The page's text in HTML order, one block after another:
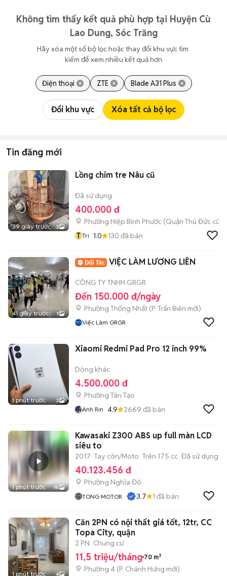
Không tìm thấy kết quả phù hợp tại Huyện Cù
Lao Dung, Sóc Trăng
Hãy xóa một số bộ lọc hoặc thay đổi khu vực tìm
kiếm để xem nhiều kết quả hơn
Điện thoại ZTE Blade A31 Plus
Đổi khu vực Xóa tất cả bộ lọc
Tin đăng mới
39 giây trước 3
Lồng chim tre Nâu cũ
Đã sử dụng
400.000 đ
Phường Hiệp Bình Phước (Quận Thủ Đức cũ)
T Tri 1.0 130 đã bán
41 giây trước 1
VIỆC LÀM LƯƠNG LIỀN
CÔNG TY TNHH GRGR
Đến 150.000 đ/ngày
Phường Thống Nhất (P. Trấn Biên mới)
Việc Làm GRGR
1 phút trước 3
Xiaomi Redmi Pad Pro 12 inch 99%
Dòng khác
4.500.000 đ
Phường Tân Tạo
Anh Rin 4.9 2669 đã bán
1 phút trước 15
Kawasaki Z300 ABS up full màn LCD
siêu to
2017 Tay côn/Moto Trên 175 cc Đã sử dụng
40.123.456 đ
Phường Nghĩa Đô
TONG MOTOR 3.7 1 đã bán
1 phút trước 4
Căn 2PN có nội thất giá tốt, 12tr, CC
Topa City, quận
2 PN Chung cư
11,5 triệu/tháng 70 m²
Phường 4 (P. Chánh Hưng mới)